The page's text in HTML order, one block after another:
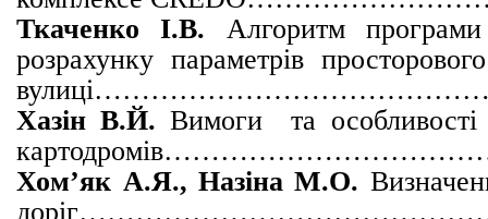
Ткаченко І.В. Алгоритм
розрахунку параметрів
вулиці
Хазін В.Й.Вимоги та особливості
Хом’як А.Я., Назіна М.О.